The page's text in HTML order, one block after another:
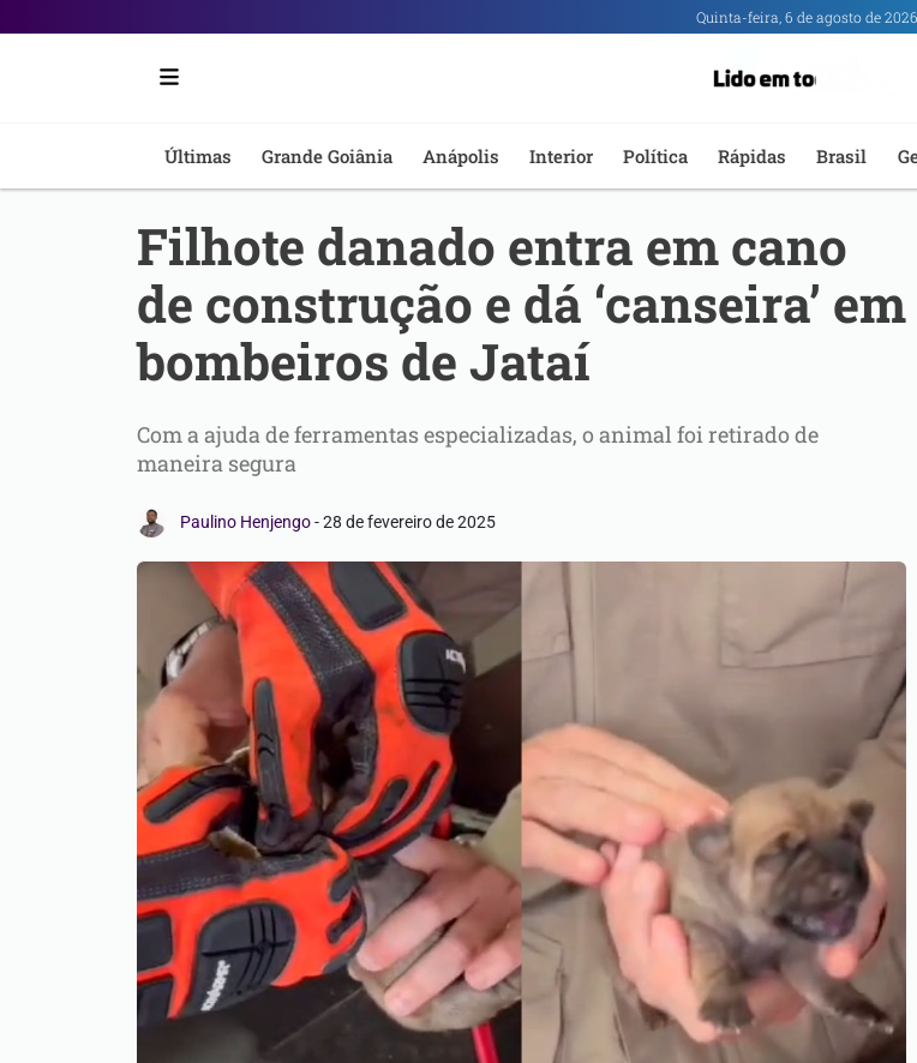
Portal
Notícias
Anápolis
Quinta-feira, 6 de agosto de 2026
Últimas Grande Goiânia Anápolis Interior Política Rápidas Brasil
Filhote danado entra em cano
de construção e dá ‘canseira’ em
bombeiros de Jataí
Com a ajuda de ferramentas especializadas, o animal foi retirado de
maneira segura
Paulino Henjengo-28 de fevereiro de 2025